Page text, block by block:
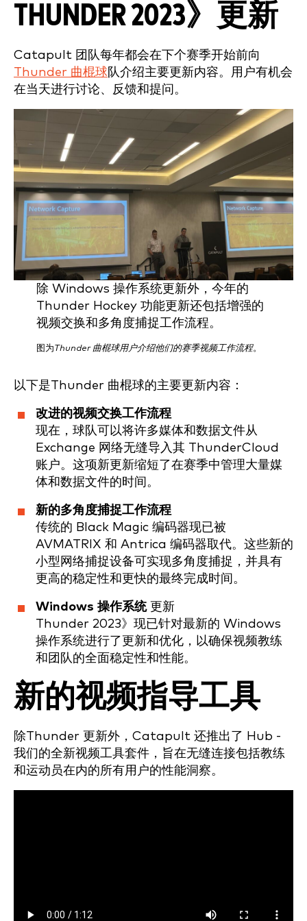
THUNDER 2023》更新
Catapult 团队每年都会在下个赛季开始前向
Thunder 曲棍球队介绍主要更新内容。用户有机会
在当天进行讨论、反馈和提问。
除 Windows 操作系统更新外，今年的
Thunder Hockey 功能更新还包括增强的
视频交换和多角度捕捉工作流程。
图为Thunder 曲棍球用户介绍他们的赛季视频工作流程。
以下是Thunder 曲棍球的主要更新内容：
改进的视频交换工作流程
现在，球队可以将许多媒体和数据文件从
Exchange 网络无缝导入其 ThunderCloud
账户。这项新更新缩短了在赛季中管理大量媒
体和数据文件的时间。
新的多角度捕捉工作流程
传统的 Black Magic 编码器现已被
AVMATRIX 和 Antrica 编码器取代。这些新的
小型网络捕捉设备可实现多角度捕捉，并具有
更高的稳定性和更快的最终完成时间。
Windows 操作系统 更新
Thunder 2023》现已针对最新的 Windows
操作系统进行了更新和优化，以确保视频教练
和团队的全面稳定性和性能。
新的视频指导工具
除Thunder 更新外，Catapult 还推出了 Hub -
我们的全新视频工具套件，旨在无缝连接包括教练
和运动员在内的所有用户的性能洞察。